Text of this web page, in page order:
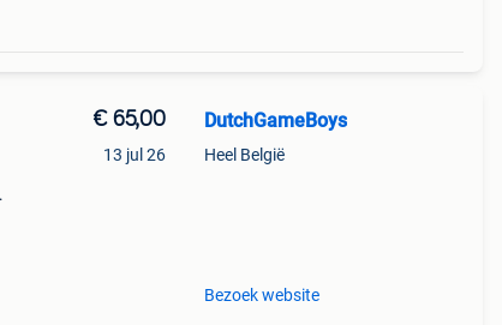
€ 65,00
13 jul 26
DutchGameBoys
Heel België
Bezoek website